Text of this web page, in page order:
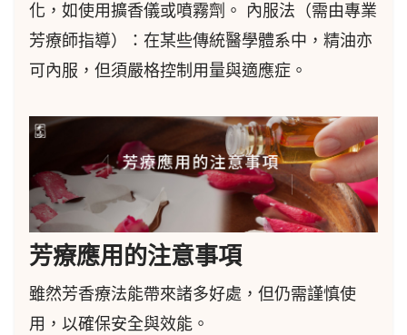
化，如使用擴香儀或噴霧劑。 內服法（需由專業
芳療師指導）：在某些傳統醫學體系中，精油亦
可內服，但須嚴格控制用量與適應症。
芳療應用的注意事項
雖然芳香療法能帶來諸多好處，但仍需謹慎使
用，以確保安全與效能。